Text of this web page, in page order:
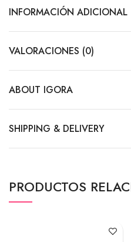
INFORMACIÓN ADICIONAL
VALORACIONES (0)
ABOUT IGORA
SHIPPING & DELIVERY
PRODUCTOS